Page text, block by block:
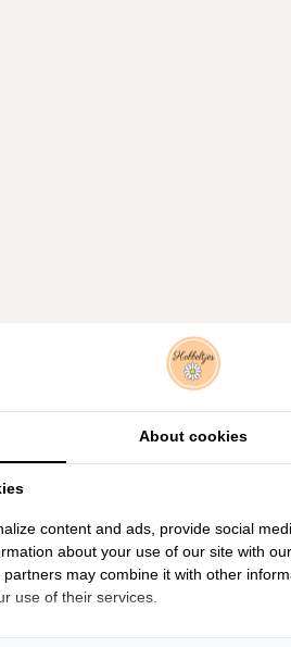
About cookies
content and ads, provide social
about your use of our site with
may combine it with other
use of their services.